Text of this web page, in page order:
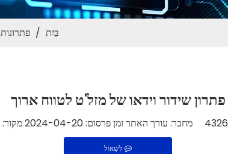
בַּיִת / פתרונות
פתרון שידור וידאו של מזל'ט לטווח ארוך
4326 מחבר: עורך האתר זמן פרסום: 2024-04-20 מקור:
לִשְׁאוֹל